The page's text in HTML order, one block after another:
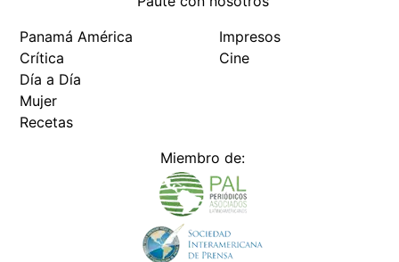
Panamá América
Crítica
Día a Día
Mujer
Recetas
Impresos
Cine
Miembro de: